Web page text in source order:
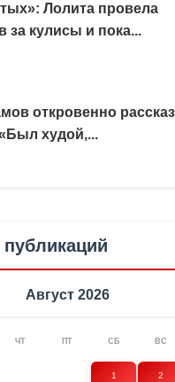
откровенно
худой,...
Лолита провела
за кулисы и пока...
Август 2026
ЧТ ПТ СБ ВС
1 2